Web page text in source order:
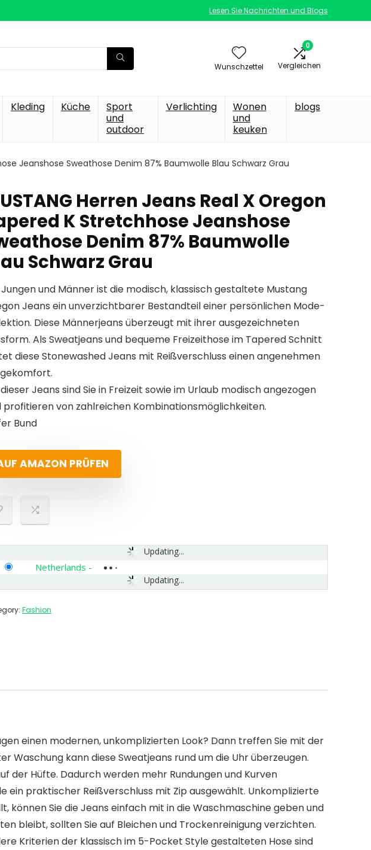
Lesen Sie Nachrichten und Blogs
Wunschzettel
0
Vergleichen
Kleding Küche
Sport
und
outdoor
Verlichting
Wonen
und
keuken
blogs
Jeanshose Sweathose Denim 87% Baumwolle Blau Schwarz Grau
Herren Jeans Real X Oregon
K Stretchhose Jeanshose
Denim 87% Baumwolle
Schwarz Grau
Jungen und Männer ist die modisch, klassisch gestaltete Mustang
Jeans ein unverzichtbarer Bestandteil einer persönlichen Mode-
Diese Männerjeans überzeugt mit ihrer ausgezeichneten
Als Sweatjeans und bequeme Freizeithose im Tapered Schnitt
diese Stonewashed Jeans mit Reißverschluss einen angenehmen
Jeans sind Sie in Freizeit sowie im Urlaub modisch angezogen
profitieren von zahlreichen Kombinationsmöglichkeiten.
Bund
AMAZON PRÜFEN
Updating...
Updating...
Netherlands -
Fashion
einen modernen, unkomplizierten Look? Dann treffen Sie mit der
Waschung kann diese Sweatjeans rund um die Uhr überzeugen.
der Hüfte. Dadurch werden mehr Rundungen und Kurven
ein praktischer Reißverschluss mit Zip ausgewählt. Unkomplizierte
können Sie die Jeans einfach mit in die Waschmaschine geben und
bleibt, sollten Sie auf Bleichen und Trockenreinigung verzichten.
Kriterien der klassisch im 5-Pocket Style gestalteten Hose sind